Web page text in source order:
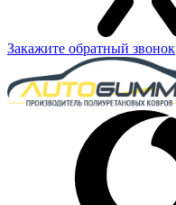
Закажите обратный звонок